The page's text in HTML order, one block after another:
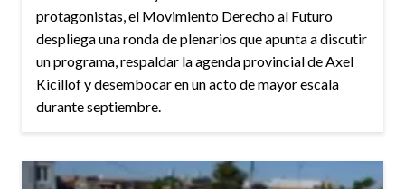
protagonistas, el Movimiento Derecho al Futuro
despliega una ronda de plenarios que apunta a discutir
un programa, respaldar la agenda provincial de Axel
Kicillof y desembocar en un acto de mayor escala
durante septiembre.